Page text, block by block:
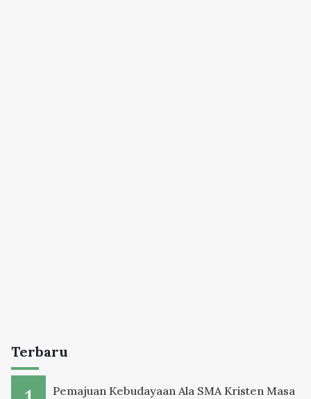
Terbaru
Pemajuan Kebudayaan Ala SMA Kristen Masa